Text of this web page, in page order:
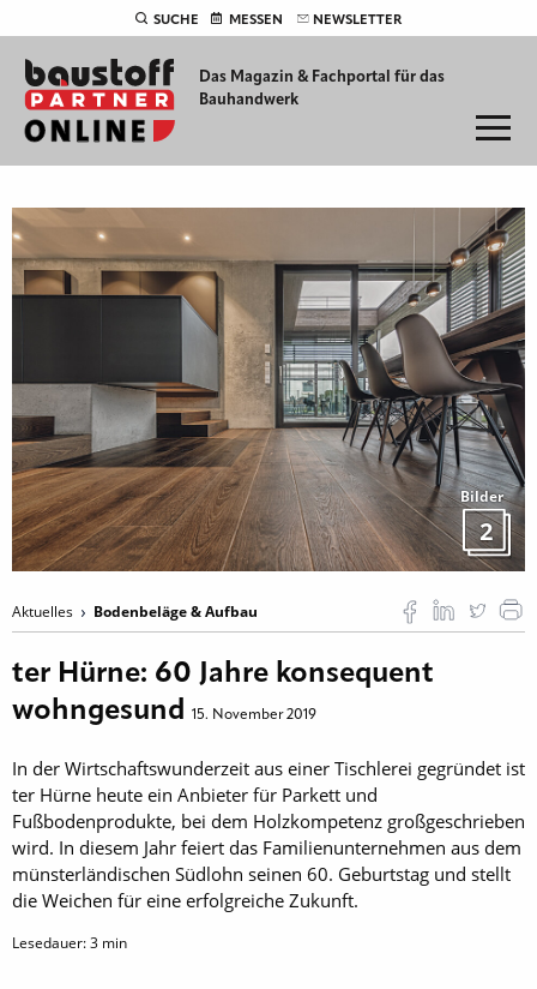
SUCHE MESSEN NEWSLETTER
Das Magazin & Fachportal für das
Bauhandwerk
Bilder
2
Aktuelles Bodenbeläge & Aufbau
ter Hürne: 60 Jahre konsequent
wohngesund
15. November 2019
In der Wirtschaftswunderzeit aus einer Tischlerei gegründet ist
ter Hürne heute ein Anbieter für Parkett und
Fußbodenprodukte, bei dem Holzkompetenz großgeschrieben
wird. In diesem Jahr feiert das Familienunternehmen aus dem
münsterländischen Südlohn seinen 60. Geburtstag und stellt
die Weichen für eine erfolgreiche Zukunft.
Lesedauer:3 min